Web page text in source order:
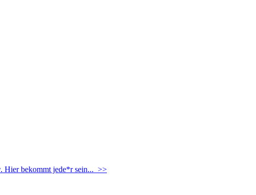
Hier bekommt jede*r sein... >>